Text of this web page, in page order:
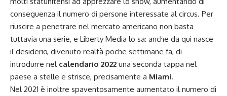
conseguenza il numero di persone interessate al circus. Per
riuscire a penetrare nel mercato americano non basta
tuttavia una serie, e Liberty Media lo sa: anche da qui nasce
il desiderio, divenuto realtà poche settimane fa, di
introdurre nel calendario 2022 una seconda tappa nel
paese a stelle e strisce, precisamente a Miami.
Nel 2021 è inoltre spaventosamente aumentato il numero di